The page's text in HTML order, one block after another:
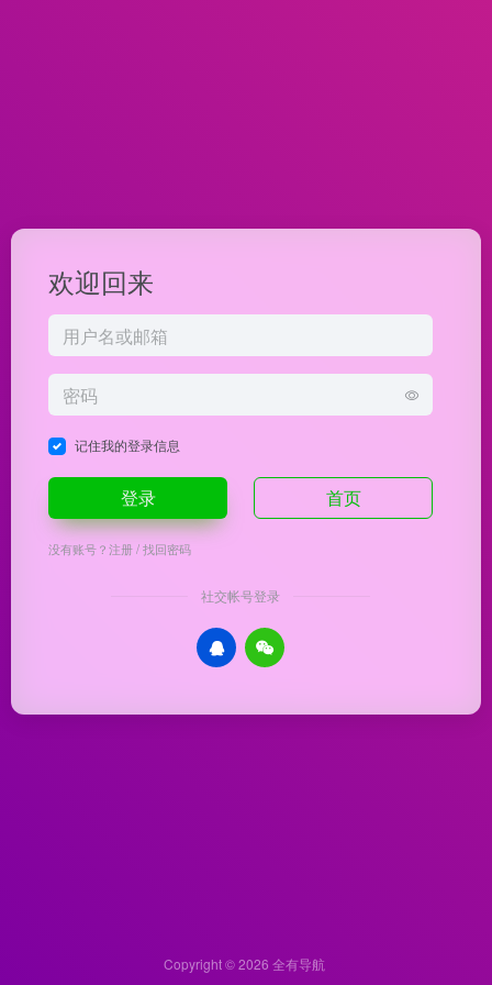
欢迎回来
记住我的登录信息
登录 首页
没有账号？注册/找回密码
社交帐号登录
Copyright © 2026 全有导航